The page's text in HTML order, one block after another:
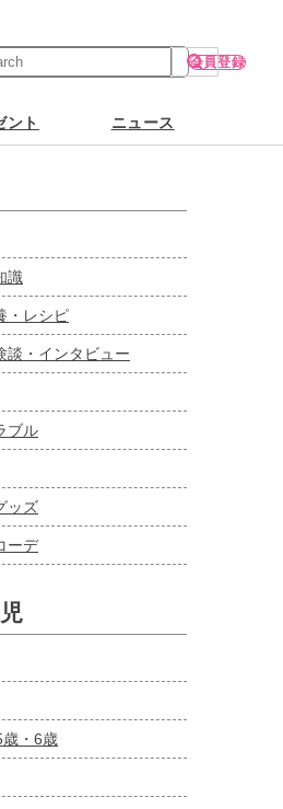
会員登録
ント ニュース
識
・レシピ
談・インタビュー
ブル
ッズ
ーデ
・6歳